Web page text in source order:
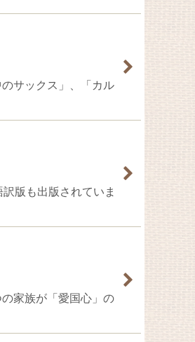
サックス」、「カル
版も出版されていま
家族が「愛国心」の